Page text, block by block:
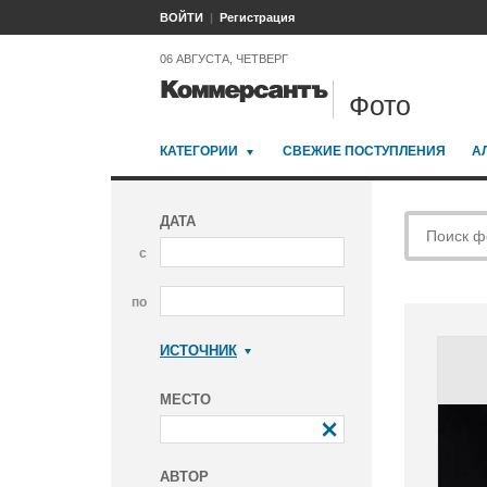
ВОЙТИ Регистрация
06 АВГУСТА, ЧЕТВЕРГ
Фото
КАТЕГОРИИ СВЕЖИЕ ПОСТУПЛЕНИЯ
ДАТА
с
по
ИСТОЧНИК
МЕСТО
АВТОР